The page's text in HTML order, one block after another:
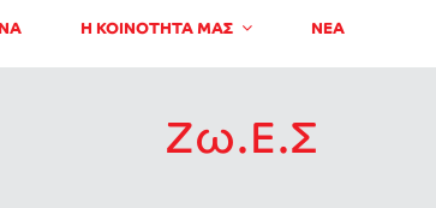
Η ΚΟΙΝΟΤΗΤΑ ΜΑΣ ΝΈΑ
Ζω.Ε.Σ